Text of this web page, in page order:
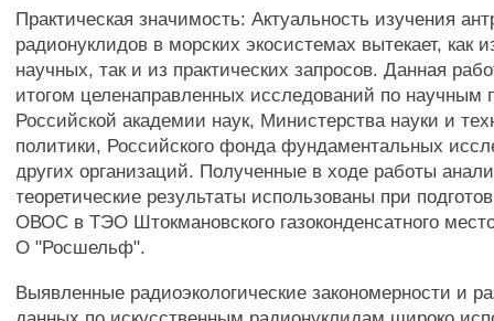
Практическая значимость: Актуальность изучения
радионуклидов в морских экосистемах вытекает, как
научных, так и из практических запросов. Данная
итогом целенаправленных исследований по научным
Российской академии наук, Министерства науки и
политики, Российского фонда фундаментальных
других организаций. Полученные в ходе работы
теоретические результаты использованы при
ОВОС в ТЭО Штокмановского газоконденсатного
О "Росшельф".
Выявленные радиоэкологические закономерности и